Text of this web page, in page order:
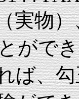
物）
がで
、勾